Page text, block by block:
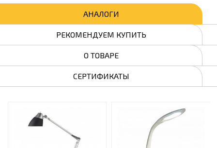
АНАЛОГИ
РЕКОМЕНДУЕМ КУПИТЬ
О ТОВАРЕ
СЕРТИФИКАТЫ